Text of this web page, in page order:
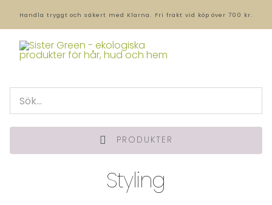
Handla tryggt och säkert med Klarna. Fri frakt vid köp över 700 kr.
PRODUKTER
Styling